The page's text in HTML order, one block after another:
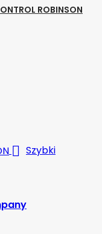
ROBINSON
 Szybki